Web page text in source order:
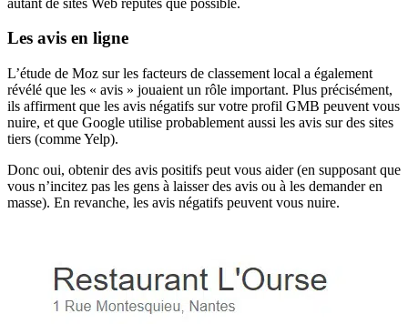
Les avis en ligne
L’étude de Moz sur les facteurs de classement local a également
révélé que les « avis » jouaient un rôle important. Plus précisément,
ils affirment que les avis négatifs sur votre profil GMB peuvent vous
nuire, et que Google utilise probablement aussi les avis sur des sites
tiers (comme Yelp).
Donc oui, obtenir des avis positifs peut vous aider (en supposant que
vous n’incitez pas les gens à laisser des avis ou à les demander en
masse). En revanche, les avis négatifs peuvent vous nuire.